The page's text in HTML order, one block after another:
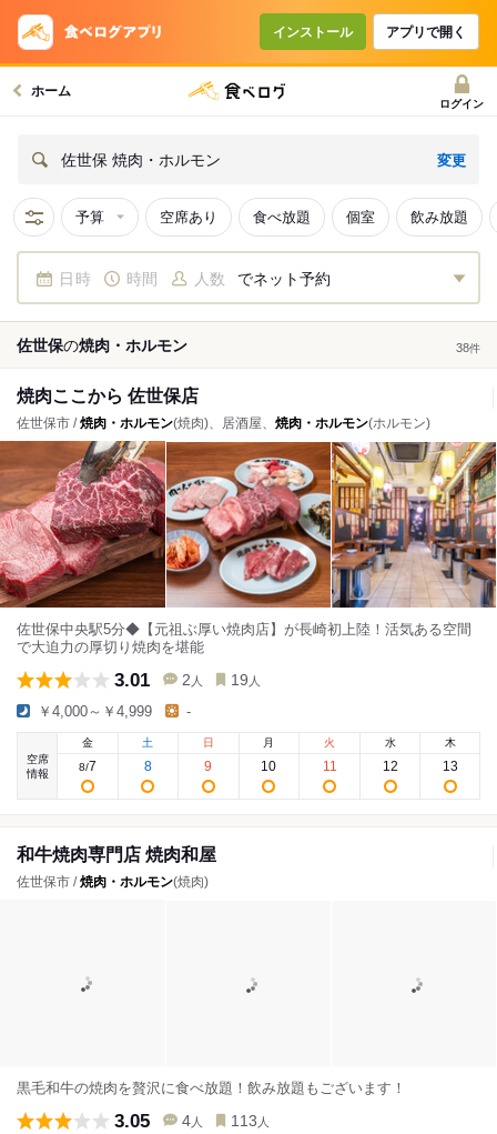
インストール アプリで開く
ホーム
ログイン
佐世保 焼肉・ホルモン 変更
予算 空席あり 食べ放題 個室 飲み放題
日時 時間 人数 でネット予約
佐世保の焼肉・ホルモン 38件
焼肉ここから 佐世保店
佐世保市 /焼肉・ホルモン(焼肉)、居酒屋、 焼肉・ホルモン(ホルモン)
佐世保中央駅5分◆【元祖ぶ厚い焼肉店】が長崎初上陸！活気ある空間
で大迫力の厚切り焼肉を堪能
3.01 2 人 19 人
￥4,000～￥4,999 -
空席
情報
金
8/7
土
8
日
9
月
10
火
11
水
12
木
13
和牛焼肉専門店 焼肉和屋
佐世保市 /焼肉・ホルモン(焼肉)
黒毛和牛の焼肉を贅沢に食べ放題！飲み放題もございます！
3.05 4 人 113 人